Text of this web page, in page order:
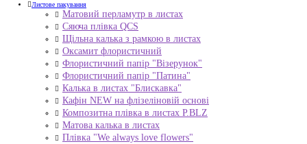
Листове пакування
Матовий перламутр в листах
Сяюча плівка QCS
Щільна калька з рамкою в листах
Оксамит флористичний
Флористичний папір "Візерунок"
Флористичний папір "Патина"
Калька в листах "Блискавка"
Кафін NEW на флізеліновій основі
Композитна плівка в листах Р.BLZ
Матова калька в листах
Плівка "We always love flowers"